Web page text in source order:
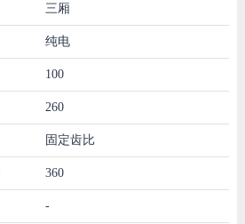
三厢
纯电
100
260
固定齿比
360
-